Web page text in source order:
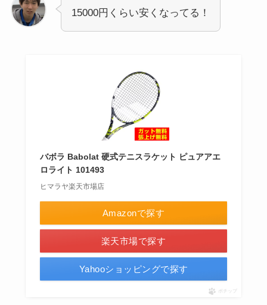
15000円くらい安くなってる！
バボラ Babolat 硬式テニスラケット ピュアアエ
ロライト 101493
ヒマラヤ楽天市場店
Amazonで探す
楽天市場で探す
Yahooショッピングで探す
ポチップ